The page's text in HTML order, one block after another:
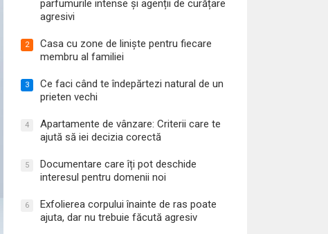
parfumurile intense și agenții de curățare
agresivi
2
Casa cu zone de liniște pentru fiecare
membru al familiei
3
Ce faci când te îndepărtezi natural de un
prieten vechi
4
Apartamente de vânzare: Criterii care te
ajută să iei decizia corectă
5
Documentare care îți pot deschide
interesul pentru domenii noi
6
Exfolierea corpului înainte de ras poate
ajuta, dar nu trebuie făcută agresiv